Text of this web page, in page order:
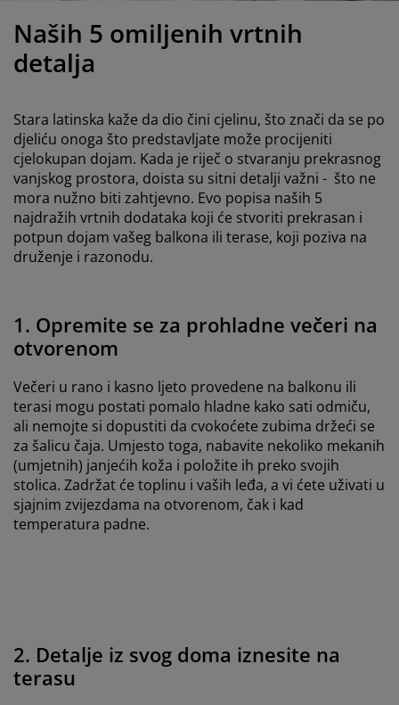
kreveta s pohranom
madraci
kreveti
namještaja
rasvjeta
za kampiranje
za rublje
Naših 5 omiljenih vrtnih
detalja
Stara latinska kaže da dio čini cjelinu, što znači da se po
djeliću onoga što predstavljate može procijeniti
cjelokupan dojam. Kada je riječ o stvaranju prekrasnog
vanjskog prostora, doista su sitni detalji važni - što ne
mora nužno biti zahtjevno. Evo popisa naših 5
najdražih vrtnih dodataka koji će stvoriti prekrasan i
potpun dojam vašeg balkona ili terase, koji poziva na
druženje i razonodu.
1. Opremite se za prohladne večeri na
otvorenom
Večeri u rano i kasno ljeto provedene na balkonu ili
terasi mogu postati pomalo hladne kako sati odmiču,
ali nemojte si dopustiti da cvokoćete zubima držeći se
za šalicu čaja. Umjesto toga, nabavite nekoliko mekanih
(umjetnih) janjećih koža i položite ih preko svojih
stolica. Zadržat će toplinu i vaših leđa, a vi ćete uživati u
sjajnim zvijezdama na otvorenom, čak i kad
temperatura padne.
2. Detalje iz svog doma iznesite na
terasu